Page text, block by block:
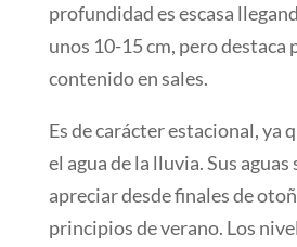
profundidad es escasa
unos 10-15 cm, pero destaca
contenido en sales.
Es de carácter estacional, ya
el agua de la lluvia. Sus aguas
apreciar desde finales de
principios de verano. Los